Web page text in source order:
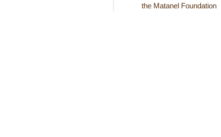
the Matanel Foundation